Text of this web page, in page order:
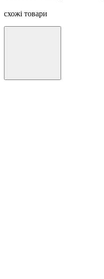
схожі товари